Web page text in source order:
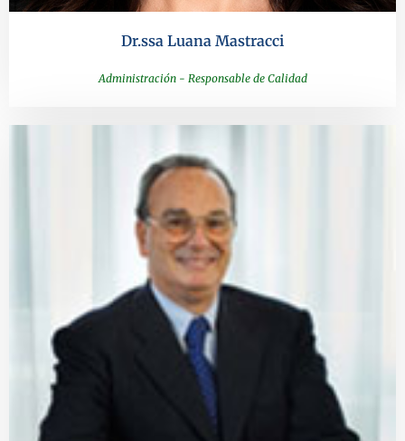
Dr.ssa Luana Mastracci
Administración - Responsable de Calidad